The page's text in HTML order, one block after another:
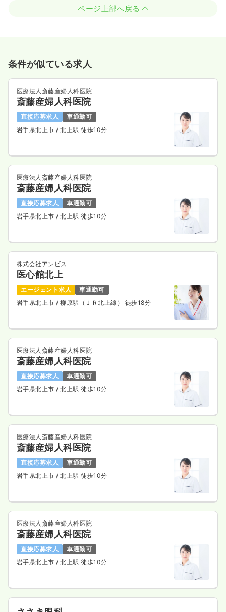
ページ上部へ戻る
条件が似ている求人
医療法人斎藤産婦人科医院
斎藤産婦人科医院
直接応募求人
車通勤可
岩手県北上市/ 北上駅 徒歩10分
医療法人斎藤産婦人科医院
斎藤産婦人科医院
直接応募求人
車通勤可
岩手県北上市/ 北上駅 徒歩10分
株式会社アンビス
医心館北上
エージェント求人
車通勤可
岩手県北上市/ 柳原駅（ＪＲ北上線） 徒歩18分
医療法人斎藤産婦人科医院
斎藤産婦人科医院
直接応募求人
車通勤可
岩手県北上市/ 北上駅 徒歩10分
医療法人斎藤産婦人科医院
斎藤産婦人科医院
直接応募求人
車通勤可
岩手県北上市/ 北上駅 徒歩10分
医療法人斎藤産婦人科医院
斎藤産婦人科医院
直接応募求人
車通勤可
岩手県北上市/ 北上駅 徒歩10分